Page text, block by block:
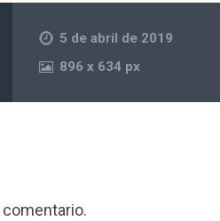
5 de abril de 2019
896x 634 px